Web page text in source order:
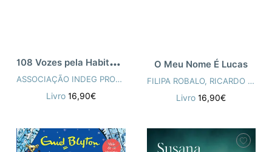
1
08 Vozes pela Habitação
ASSOCIAÇÃO INDEG PROJECTO ISCTE
Livro 16,90€
O Meu Nome É Lucas
FILIPA ROBALO, RICARDO MIRANDA
Livro16,90€